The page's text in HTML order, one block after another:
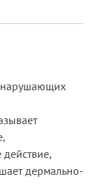
нарушающих
дермально-